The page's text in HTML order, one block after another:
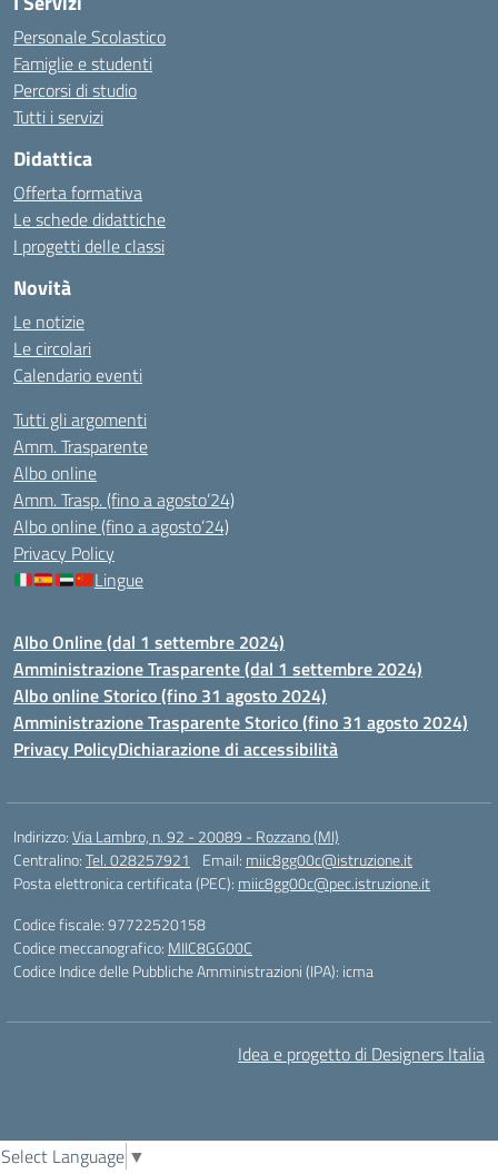
Personale Scolastico
Famiglie e studenti
Percorsi di studio
Tutti i servizi
Didattica
Offerta formativa
Le schede didattiche
I progetti delle classi
Novità
Le notizie
Le circolari
Calendario eventi
Tutti gli argomenti
Amm. Trasparente
Albo online
Amm. Trasp. (fino a agosto’24)
Albo online (fino a agosto’24)
Privacy Policy
Lingue
Albo Online (dal 1 settembre 2024)
Amministrazione Trasparente (dal 1 settembre 2024)
Albo online Storico (fino 31 agosto 2024)
Amministrazione Trasparente Storico (fino 31 agosto 2024)
Privacy PolicyDichiarazione di accessibilità
Indirizzo:Via Lambro, n. 92 - 20089 - Rozzano (MI)
Centralino:Tel. 028257921 Email: miic8gg00c@istruzione.it
Posta elettronica certificata (PEC): miic8gg00c@pec.istruzione.it
Codice fiscale: 97722520158
Codice meccanografico: MIIC8GG00C
Codice Indice delle Pubbliche Amministrazioni (IPA): icma
Idea e progetto di Designers Italia
Select Language ▼